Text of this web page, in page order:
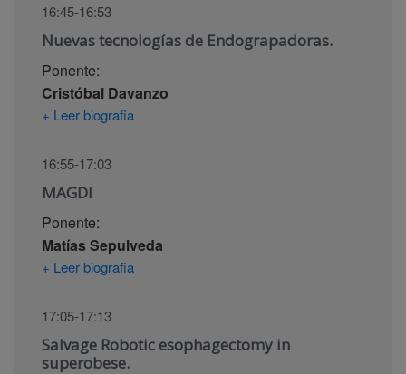
16:45-16:53
Nuevas tecnologías de Endograpadoras.
Ponente:
Cristóbal Davanzo
+ Leer biografia
16:55-17:03
MAGDI
Ponente:
Matías Sepulveda
+ Leer biografia
17:05-17:13
Salvage Robotic esophagectomy in
superobese.